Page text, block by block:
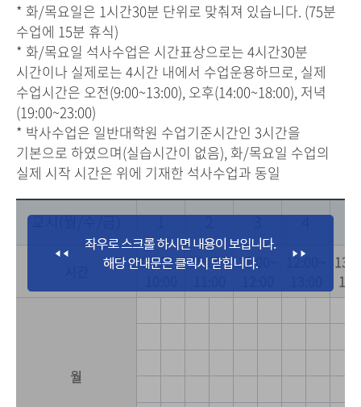
* 화/목요일은 1시간30분 단위로 맞춰져 있습니다. (75분
수업에 15분 휴식)
* 화/목요일 석사수업은 시간표상으로는 4시간30분
시간이나 실제로는 4시간 내에서 수업운용하므로, 실제
수업시간은 오전(9:00~13:00), 오후(14:00~18:00), 저녁
(19:00~23:00)
* 박사수업은 일반대학원 수업기준시간인 3시간을
기본으로 하였으며(실습시간이 없음), 화/목요일 수업의
실제 시작 시간은 위에 기재한 석사수업과 동일
교시(월/수/금) 1 2 3 4
09:00~ 10:00~ 11:00~
12:00~
월